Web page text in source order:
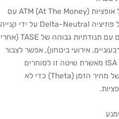
Gamma Scalping הוא קנייה של אופציות ATM (At The Money) עם
גמא גבוה מ-0.5, ולאחר מכן ניהול פוזיציה Delta-Neutral על ידי קנייה
ומכירה של המניה הבסיסית. בימים עם תנודתיות גבוהה של TASE (אחרי
אירועי ביטחון), אפשר לצבור
1%, 3% ביום תוך הגנה מפני כיוון. ISA מאשרת שיטה זו לסוחרים
פרטיים, אך חובה הבנה מעמיקה של מחיר הזמן (Theta) כדי לא